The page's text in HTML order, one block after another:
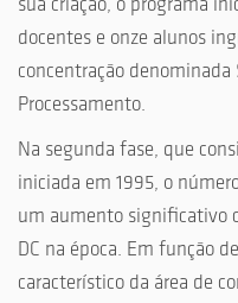
sua criação, o programa
docentes e onze alunos
concentração
Processamento.
Na segunda fase, que
iniciada em 1995, o
um aumento significativo
DC na época. Em função
característico da área de